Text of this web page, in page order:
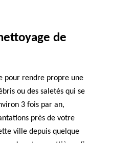
de
pour rendre propre une
ou des saletés qui se
3 fois par an,
près de votre
ville depuis quelque